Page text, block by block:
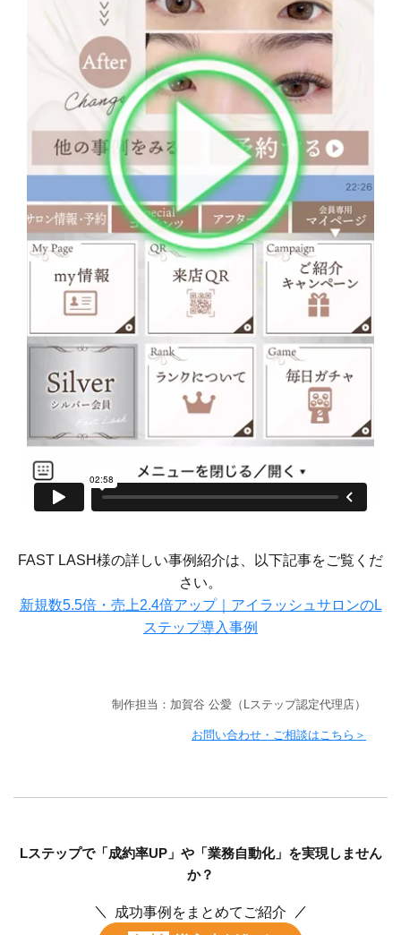
FAST LASH様の詳しい事例紹介は、以下記事をご覧くだ
さい。
新規数5.5倍・売上2.4倍アップ｜アイラッシュサロンのL
ステップ導入事例
制作担当：加賀谷 公愛（Lステップ認定代理店）
お問い合わせ・ご相談はこちら＞
Lステップで「成約率UP」や「業務自動化」を実現しません
か？
成功事例をまとめてご紹介